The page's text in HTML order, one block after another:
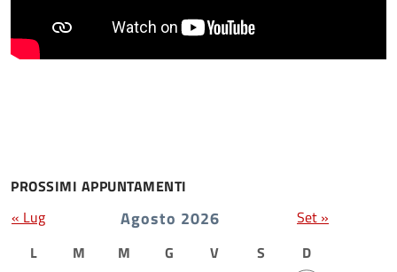
PROSSIMI APPUNTAMENTI
Agosto 2026
L M M G V S D
« Lug Set »